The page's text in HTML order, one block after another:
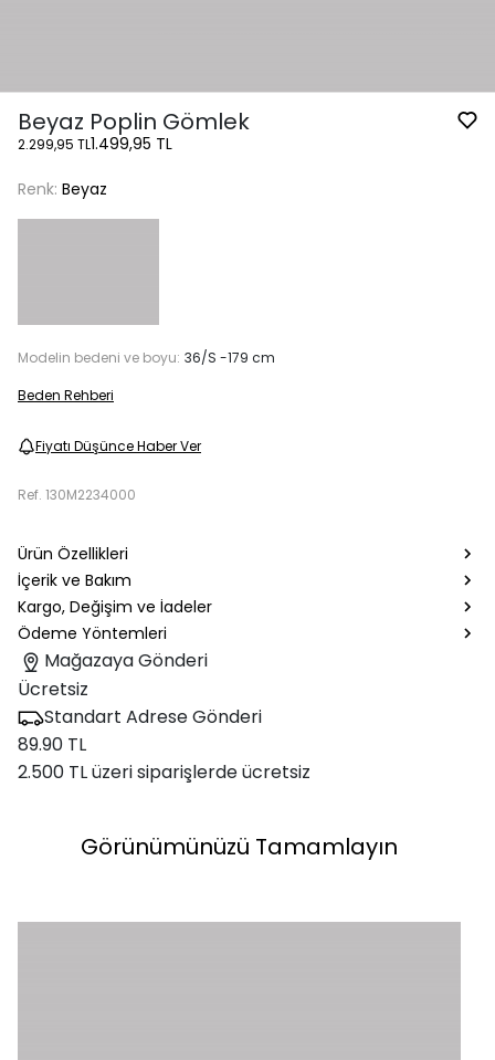
Beyaz Poplin Gömlek
2.299,95 TL1.499,95 TL
Renk: Beyaz
Modelin bedeni ve boyu: 36/S -179 cm
Beden Rehberi
Fiyatı Düşünce Haber Ver
Ref. 130M2234000
Ürün Özellikleri
İçerik ve Bakım
Kargo, Değişim ve İadeler
Ödeme Yöntemleri
Mağazaya Gönderi
Ücretsiz
Standart Adrese Gönderi
89.90 TL
2.500 TL üzeri siparişlerde ücretsiz
Görünümünüzü Tamamlayın